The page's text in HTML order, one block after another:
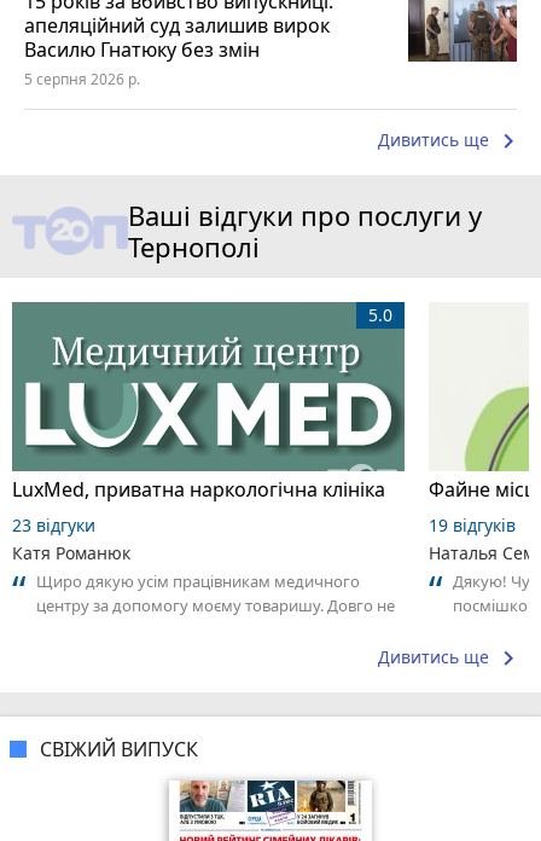
апеляційний суд залишив вирок
Василю Гнатюку без змін
5 серпня 2026 р.
Дивитись ще keyboard_arrow_right
Ваші відгуки про послуги у
Тернополі
LuxMed, приватна наркологічна клініка
5.0
23 відгуки
Катя Романюк
Щиро дякую усім працівникам медичного
центру за допомогу моєму товаришу. Довго не
Файне
19 відгуків
Наталья
Дякую!
Дивитись ще keyboard_arrow_right
СВІЖИЙ ВИПУСК